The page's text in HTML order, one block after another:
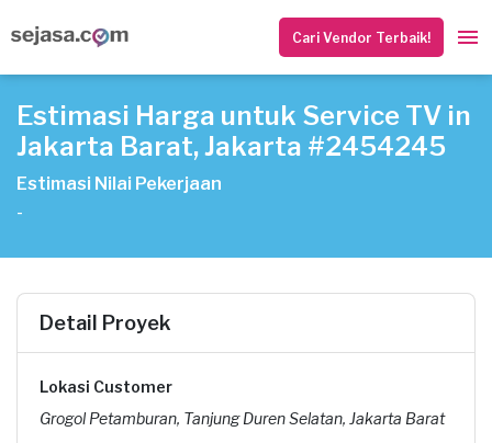
Cari Vendor Terbaik!
Estimasi Harga untuk Service TV in
Jakarta Barat, Jakarta #2454245
Estimasi Nilai Pekerjaan
-
Detail Proyek
Lokasi Customer
Grogol Petamburan, Tanjung Duren Selatan, Jakarta Barat